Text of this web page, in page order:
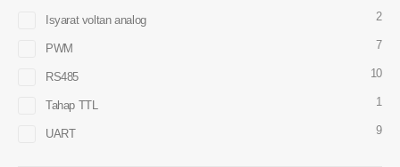
Isyarat voltan analog 2
PWM 7
RS485 10
Tahap TTL 1
UART 9
Sensor R410
Sensor R454B